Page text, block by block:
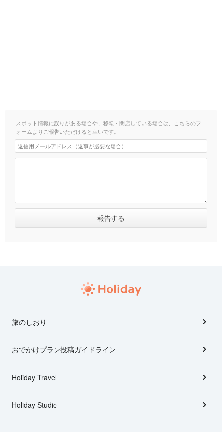
スポット情報に誤りがある場合や、移転・閉店している場合は、こちらのフ
ォームよりご報告いただけると幸いです。
旅のしおり
おでかけプラン投稿ガイドライン
Holiday Travel
Holiday Studio